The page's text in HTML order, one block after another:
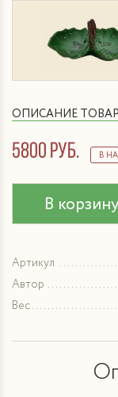
ОПИСАНИЕ
5800 руб. В
В корзину
Артикул
Автор
Вес